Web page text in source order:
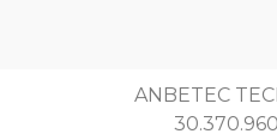
ANBETEC